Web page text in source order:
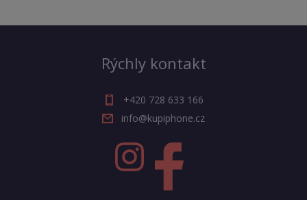
Rýchly kontakt
+420 728 633 166
info@kupiphone.cz